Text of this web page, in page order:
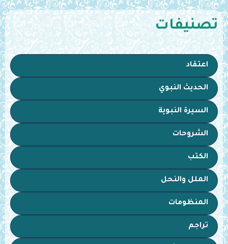
تصنيفات
اعتقاد
الحديث النبوي
السيرة النبوية
الشروحات
الكتب
الملل والنحل
المنظومات
تراجم